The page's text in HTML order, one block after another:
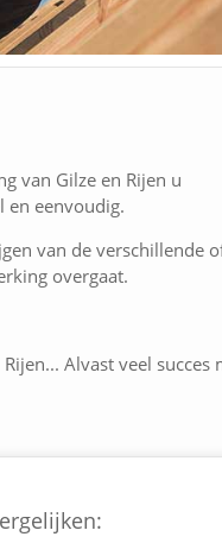
van Gilze en Rijen u
en eenvoudig.
van de verschillende
overgaat.
Alvast veel succes